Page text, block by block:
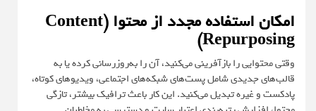
امکان استفاده مجدد از محتوا (Content
Repurposing)
وقتی محتوایی را بازآفرینی می‌کنید، آن را به‌روزرسانی کرده یا به
قالب‌های جدیدی شامل پست‌های شبکه‌های اجتماعی، ویدیوهای کوتاه،
پادکست و غیره تبدیل می‌کنید. این کار باعث ترافیک بیشتر، تازگی